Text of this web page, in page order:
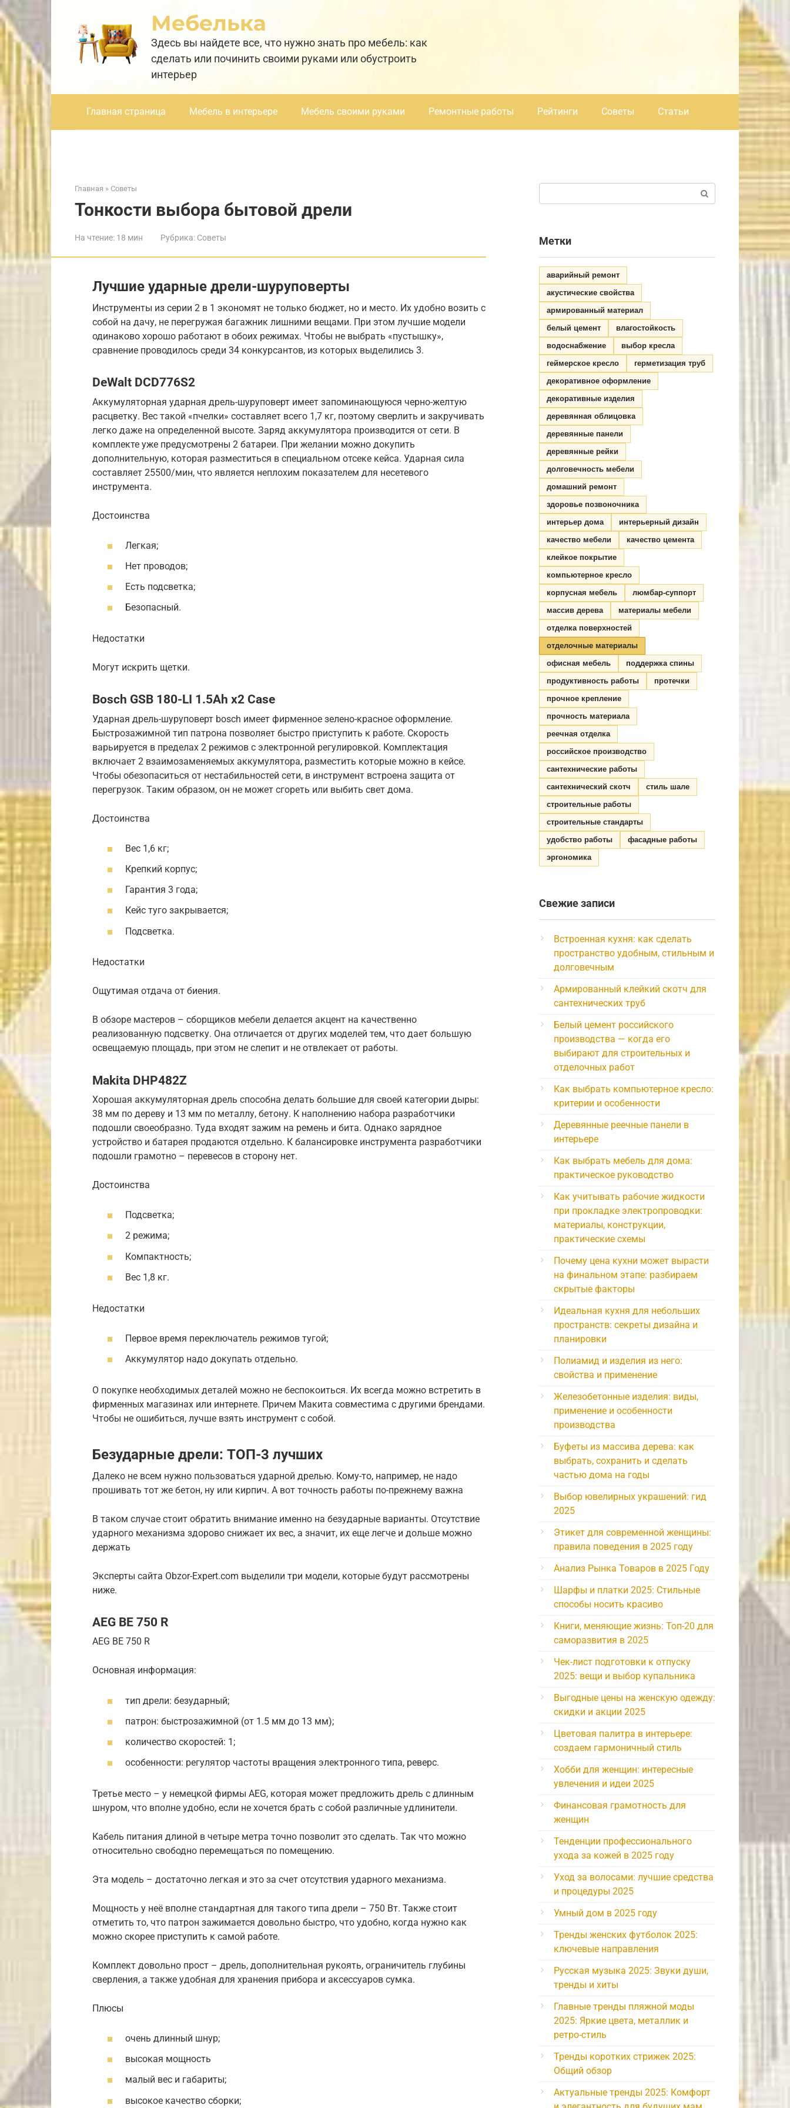
Перейти
к
контенту
Мебелька
Здесь вы найдете все, что нужно знать про мебель: как
сделать или починить своими руками или обустроить
интерьер
Главная страница Мебель в интерьере Мебель своими руками Ремонтные работы Рейтинги Советы Статьи
Главная » Советы
Тонкости выбора бытовой дрели
На чтение: 18 мин Рубрика: Советы
Лучшие ударные дрели-шуруповерты
Инструменты из серии 2 в 1 экономят не только бюджет, но и место. Их удобно возить с
собой на дачу, не перегружая багажник лишними вещами. При этом лучшие модели
одинаково хорошо работают в обоих режимах. Чтобы не выбрать «пустышку»,
сравнение проводилось среди 34 конкурсантов, из которых выделились 3.
DeWalt DCD776S2
Аккумуляторная ударная дрель-шуруповерт имеет запоминающуюся черно-желтую
расцветку. Вес такой «пчелки» составляет всего 1,7 кг, поэтому сверлить и закручивать
легко даже на определенной высоте. Заряд аккумулятора производится от сети. В
комплекте уже предусмотрены 2 батареи. При желании можно докупить
дополнительную, которая разместиться в специальном отсеке кейса. Ударная сила
составляет 25500/мин, что является неплохим показателем для несетевого
инструмента.
Достоинства
Легкая;
Нет проводов;
Есть подсветка;
Безопасный.
Недостатки
Могут искрить щетки.
Bosch GSB 180-LI 1.5Ah x2 Case
Ударная дрель-шуруповерт bosch имеет фирменное зелено-красное оформление.
Быстрозажимной тип патрона позволяет быстро приступить к работе. Скорость
варьируется в пределах 2 режимов с электронной регулировкой. Комплектация
включает 2 взаимозаменяемых аккумулятора, разместить которые можно в кейсе.
Чтобы обезопаситься от нестабильностей сети, в инструмент встроена защита от
перегрузок. Таким образом, он не может сгореть или выбить свет дома.
Достоинства
Вес 1,6 кг;
Крепкий корпус;
Гарантия 3 года;
Кейс туго закрывается;
Подсветка.
Недостатки
Ощутимая отдача от биения.
В обзоре мастеров – сборщиков мебели делается акцент на качественно
реализованную подсветку. Она отличается от других моделей тем, что дает большую
освещаемую площадь, при этом не слепит и не отвлекает от работы.
Makita DHP482Z
Хорошая аккумуляторная дрель способна делать большие для своей категории дыры:
38 мм по дереву и 13 мм по металлу, бетону. К наполнению набора разработчики
подошли своеобразно. Туда входят зажим на ремень и бита. Однако зарядное
устройство и батарея продаются отдельно. К балансировке инструмента разработчики
подошли грамотно – перевесов в сторону нет.
Достоинства
Подсветка;
2 режима;
Компактность;
Вес 1,8 кг.
Недостатки
Первое время переключатель режимов тугой;
Аккумулятор надо докупать отдельно.
О покупке необходимых деталей можно не беспокоиться. Их всегда можно встретить в
фирменных магазинах или интернете. Причем Макита совместима с другими брендами.
Чтобы не ошибиться, лучше взять инструмент с собой.
Безударные дрели: ТОП-3 лучших
Далеко не всем нужно пользоваться ударной дрелью. Кому-то, например, не надо
прошивать тот же бетон, ну или кирпич. А вот точность работы по-прежнему важна
В таком случае стоит обратить внимание именно на безударные варианты. Отсутствие
ударного механизма здорово снижает их вес, а значит, их еще легче и дольше можно
держать
Эксперты сайта Obzor-Expert.com выделили три модели, которые будут рассмотрены
ниже.
AEG BE 750 R
AEG BE 750 R
Основная информация:
тип дрели: безударный;
патрон: быстрозажимной (от 1.5 мм до 13 мм);
количество скоростей: 1;
особенности: регулятор частоты вращения электронного типа, реверс.
Третье место – у немецкой фирмы AEG, которая может предложить дрель с длинным
шнуром, что вполне удобно, если не хочется брать с собой различные удлинители.
Кабель питания длиной в четыре метра точно позволит это сделать. Так что можно
относительно свободно перемещаться по помещению.
Эта модель – достаточно легкая и это за счет отсутствия ударного механизма.
Мощность у неё вполне стандартная для такого типа дрели – 750 Вт. Также стоит
отметить то, что патрон зажимается довольно быстро, что удобно, когда нужно как
можно скорее приступить к самой работе.
Комплект довольно прост – дрель, дополнительная рукоять, ограничитель глубины
сверления, а также удобная для хранения прибора и аксессуаров сумка.
Плюсы
очень длинный шнур;
высокая мощность
малый вес и габариты;
высокое качество сборки;
Метки
аварийный ремонт
акустические свойства
армированный материал
белый цемент
влагостойкость
водоснабжение
выбор кресла
геймерское кресло
герметизация труб
декоративное оформление
декоративные изделия
деревянная облицовка
деревянные панели
деревянные рейки
долговечность мебели
домашний ремонт
здоровье позвоночника
интерьер дома
интерьерный дизайн
качество мебели
качество цемента
клейкое покрытие
компьютерное кресло
корпусная мебель
люмбар-суппорт
массив дерева
материалы мебели
отделка поверхностей
отделочные материалы
офисная мебель
поддержка спины
продуктивность работы
протечки
прочное крепление
прочность материала
реечная отделка
российское производство
сантехнические работы
сантехнический скотч
стиль шале
строительные работы
строительные стандарты
удобство работы
фасадные работы
эргономика
Свежие записи
Встроенная кухня: как сделать
пространство удобным, стильным и
долговечным
Армированный клейкий скотч для
сантехнических труб
Белый цемент российского
производства — когда его
выбирают для строительных и
отделочных работ
Как выбрать компьютерное кресло:
критерии и особенности
Деревянные реечные панели в
интерьере
Как выбрать мебель для дома:
практическое руководство
Как учитывать рабочие жидкости
при прокладке электропроводки:
материалы, конструкции,
практические схемы
Почему цена кухни может вырасти
на финальном этапе: разбираем
скрытые факторы
Идеальная кухня для небольших
пространств: секреты дизайна и
планировки
Полиамид и изделия из него:
свойства и применение
Железобетонные изделия: виды,
применение и особенности
производства
Буфеты из массива дерева: как
выбрать, сохранить и сделать
частью дома на годы
Выбор ювелирных украшений: гид
2025
Этикет для современной женщины:
правила поведения в 2025 году
Анализ Рынка Товаров в 2025 Году
Шарфы и платки 2025: Стильные
способы носить красиво
Книги, меняющие жизнь: Топ-20 для
саморазвития в 2025
Чек-лист подготовки к отпуску
2025: вещи и выбор купальника
Выгодные цены на женскую одежду:
скидки и акции 2025
Цветовая палитра в интерьере:
создаем гармоничный стиль
Хобби для женщин: интересные
увлечения и идеи 2025
Финансовая грамотность для
женщин
Тенденции профессионального
ухода за кожей в 2025 году
Уход за волосами: лучшие средства
и процедуры 2025
Умный дом в 2025 году
Тренды женских футболок 2025:
ключевые направления
Русская музыка 2025: Звуки души,
тренды и хиты
Главные тренды пляжной моды
2025: Яркие цвета, металлик и
ретро-стиль
Тренды коротких стрижек 2025:
Общий обзор
Актуальные тренды 2025: Комфорт